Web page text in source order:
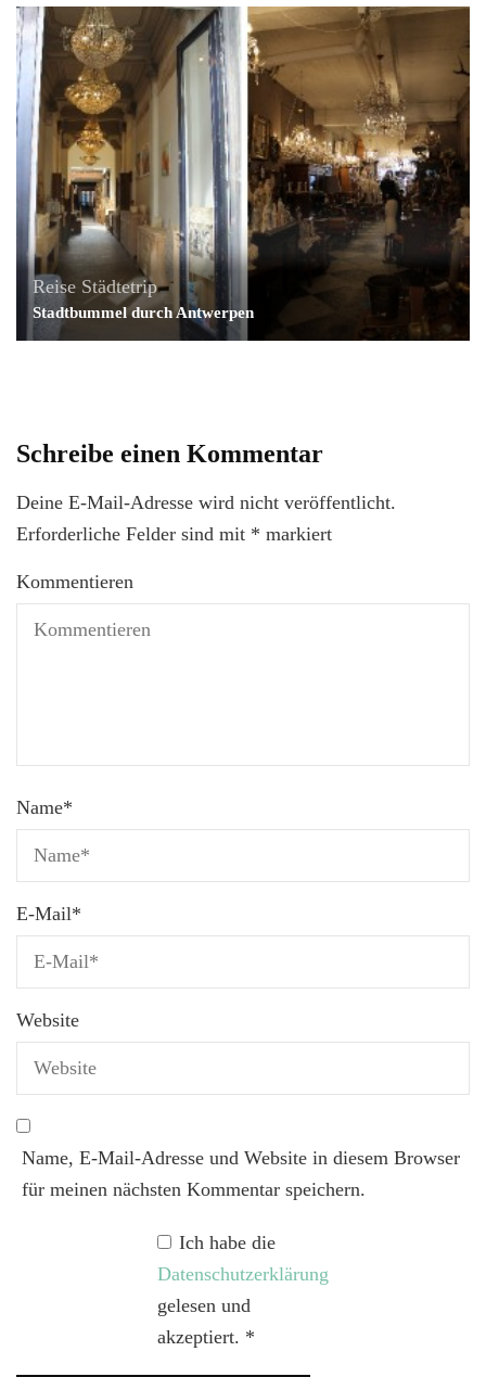
Reise Städtetrip
Stadtbummel durch Antwerpen
Schreibe einen Kommentar
Deine E-Mail-Adresse wird nicht veröffentlicht.
Erforderliche Felder sind mit * markiert
Kommentieren
Name*
E-Mail*
Website
Name, E-Mail-Adresse und Website in diesem Browser
für meinen nächsten Kommentar speichern.
Ich habe die
Datenschutzerklärung
gelesen und
akzeptiert. *